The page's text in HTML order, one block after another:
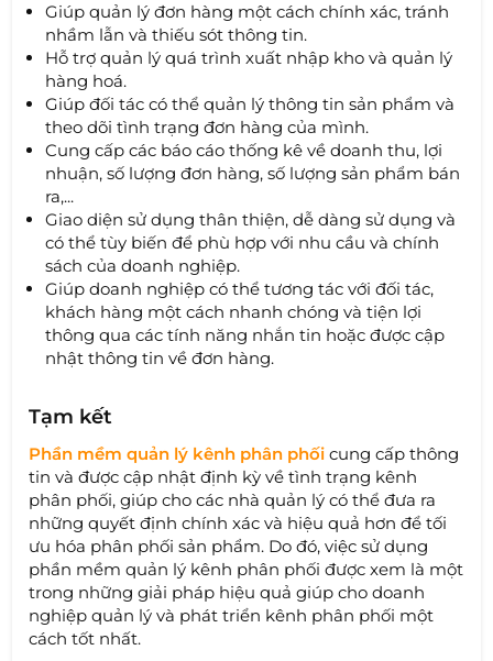
Giúp quản lý đơn hàng một cách chính xác, tránh
nhầm lẫn và thiếu sót thông tin.
Hỗ trợ quản lý quá trình xuất nhập kho và quản lý
hàng hoá.
Giúp đối tác có thể quản lý thông tin sản phẩm và
theo dõi tình trạng đơn hàng của mình.
Cung cấp các báo cáo thống kê về doanh thu, lợi
nhuận, số lượng đơn hàng, số lượng sản phẩm bán
ra,...
Giao diện sử dụng thân thiện, dễ dàng sử dụng và
có thể tùy biến để phù hợp với nhu cầu và chính
sách của doanh nghiệp.
Giúp doanh nghiệp có thể tương tác với đối tác,
khách hàng một cách nhanh chóng và tiện lợi
thông qua các tính năng nhắn tin hoặc được cập
nhật thông tin về đơn hàng.
Tạm kết
Phần mềm quản lý kênh phân phối cung cấp thông
tin và được cập nhật định kỳ về tình trạng kênh
phân phối, giúp cho các nhà quản lý có thể đưa ra
những quyết định chính xác và hiệu quả hơn để tối
ưu hóa phân phối sản phẩm. Do đó, việc sử dụng
phần mềm quản lý kênh phân phối được xem là một
trong những giải pháp hiệu quả giúp cho doanh
nghiệp quản lý và phát triển kênh phân phối một
cách tốt nhất.